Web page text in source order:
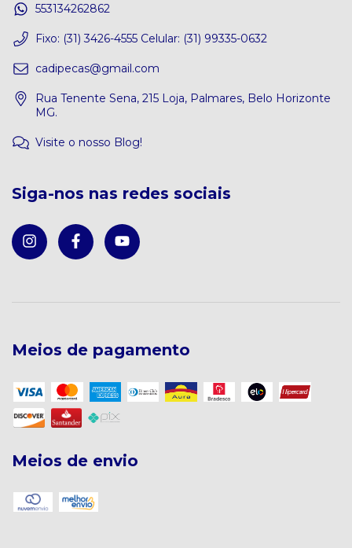
553134262862
Fixo: (31) 3426-4555 Celular: (31) 99335-0632
cadipecas@gmail.com
Rua Tenente Sena, 215 Loja, Palmares, Belo Horizonte
MG.
Visite o nosso Blog!
Siga-nos nas redes sociais
Meios de pagamento
Meios de envio